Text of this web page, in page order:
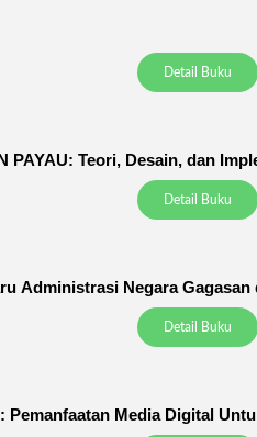
Detail Buku
PAYAU: Teori, Desain, dan
Detail Buku
Administrasi Negara
Detail Buku
Pemanfaatan Media Digital